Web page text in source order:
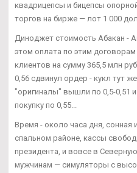
квадрицепсы и бицепсы
торгов на бирже — лот 1 000
Диноджет стоимость Абакан -
этом оплата по этим
клиентов на сумму 365,5 млн
0,56 сдвинул ордер - кукл тут
"оригиналы" вышли по 0,5-0,51
покупку по 0,55...
Время - около часа дня, сонная
спальном районе, кассы
президента, и вовсе в
мужчинам — симуляторы с